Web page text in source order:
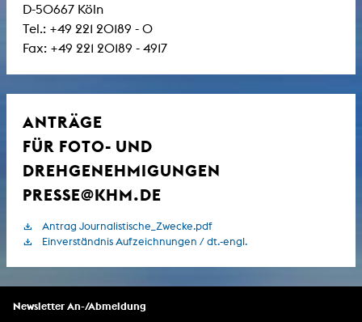
D-50667 Köln
Tel.: +49 221 20189 - 0
Fax: +49 221 20189 - 4917
ANTRÄGE
FÜR FOTO- UND
DREHGENEHMIGUNGEN
PRESSE@KHM.DE
Antrag Journalistische_Zwecke.pdf
Einverständnis Aufzeichnungen / dt.-engl.
Newsletter An-/Abmeldung